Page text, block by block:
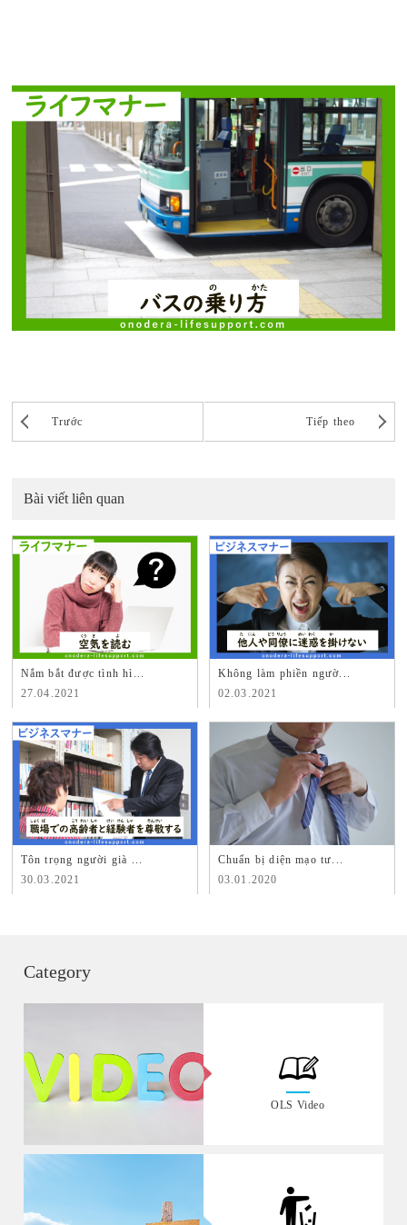
Trước Tiếp theo
Bài viết liên quan
Nắm bắt được tình hì...
27.04.2021
Không làm phiền ngườ...
02.03.2021
Tôn trọng người già ...
30.03.2021
Chuẩn bị diện mạo tư...
03.01.2020
Category
OLS Video